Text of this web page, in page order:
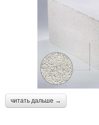
читать дальше →